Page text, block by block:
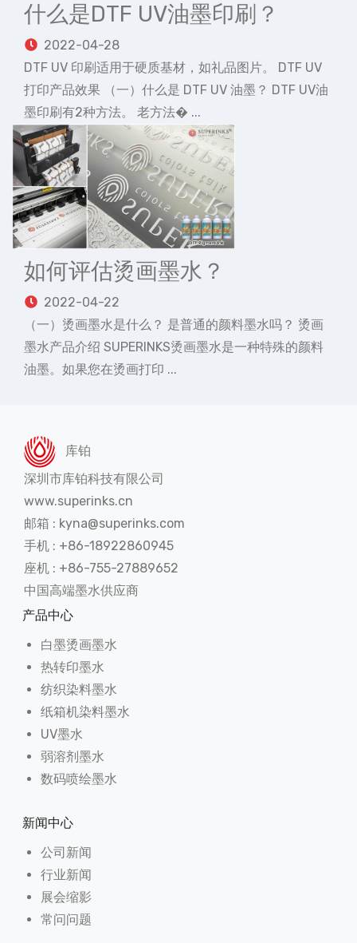
什么是DTF UV油墨印刷？
2022-04-28
DTF UV 印刷适用于硬质基材，如礼品图片。 DTF UV
打印产品效果 （一）什么是 DTF UV 油墨？ DTF UV油
墨印刷有2种方法。 老方法� ...
如何评估烫画墨水？
2022-04-22
（一）烫画墨水是什么？ 是普通的颜料墨水吗？ 烫画
墨水产品介绍 SUPERINKS烫画墨水是一种特殊的颜料
油墨。如果您在烫画打印 ...
库铂
深圳市库铂科技有限公司
www.superinks.cn
邮箱 : kyna@superinks.com
手机 : +86-18922860945
座机 : +86-755-27889652
中国高端墨水供应商
产品中心
白墨烫画墨水
热转印墨水
纺织染料墨水
纸箱机染料墨水
UV墨水
弱溶剂墨水
数码喷绘墨水
新闻中心
公司新闻
行业新闻
展会缩影
常问问题